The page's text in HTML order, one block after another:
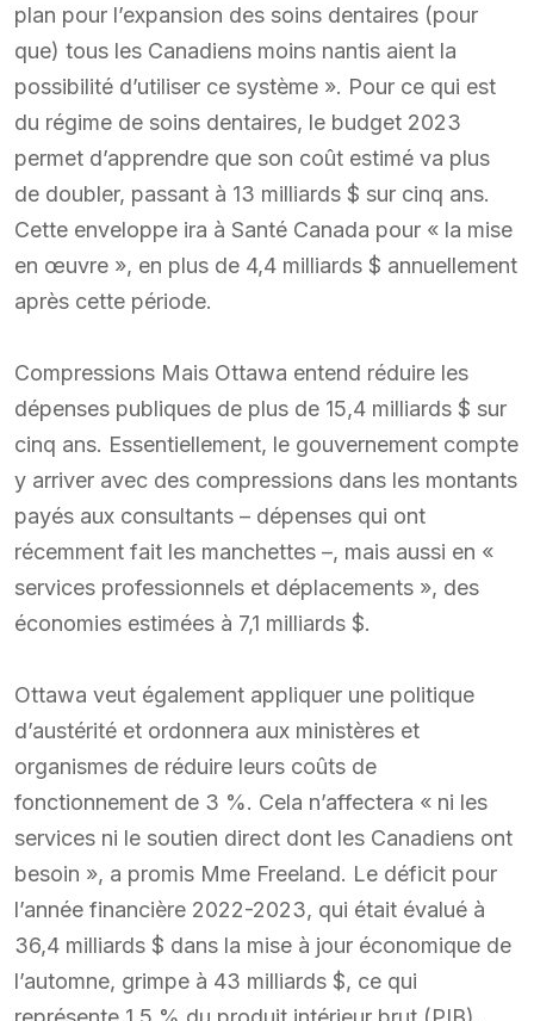
plan pour l’expansion des soins dentaires (pour
que) tous les Canadiens moins nantis aient la
possibilité d’utiliser ce système ». Pour ce qui est
du régime de soins dentaires, le budget 2023
permet d’apprendre que son coût estimé va plus
de doubler, passant à 13 milliards $ sur cinq ans.
Cette enveloppe ira à Santé Canada pour « la mise
en œuvre », en plus de 4,4 milliards $ annuellement
après cette période.
Compressions Mais Ottawa entend réduire les
dépenses publiques de plus de 15,4 milliards $ sur
cinq ans. Essentiellement, le gouvernement compte
y arriver avec des compressions dans les montants
payés aux consultants – dépenses qui ont
récemment fait les manchettes –, mais aussi en «
services professionnels et déplacements », des
économies estimées à 7,1 milliards $.
Ottawa veut également appliquer une politique
d’austérité et ordonnera aux ministères et
organismes de réduire leurs coûts de
fonctionnement de 3 %. Cela n’affectera « ni les
services ni le soutien direct dont les Canadiens ont
besoin », a promis Mme Freeland. Le déficit pour
l’année financière 2022-2023, qui était évalué à
36,4 milliards $ dans la mise à jour économique de
l’automne, grimpe à 43 milliards $, ce qui